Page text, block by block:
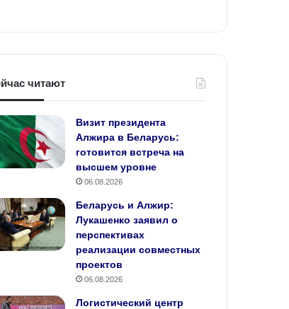
читают
Визит президента
Алжира в Беларусь:
готовится встреча на
высшем уровне
06.08.2026
Беларусь и Алжир:
Лукашенко заявил о
перспективах
реализации совместных
проектов
06.08.2026
Логистический центр